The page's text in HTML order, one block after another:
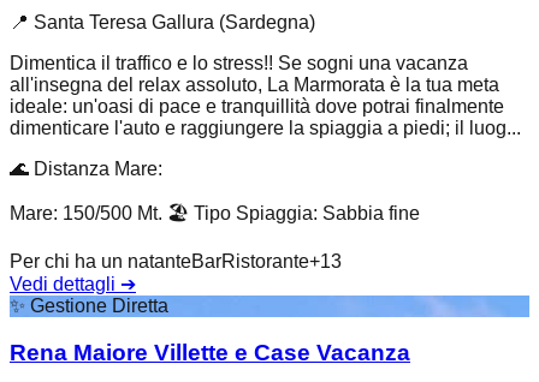
📍 Santa Teresa Gallura (Sardegna)
Dimentica il traffico e lo stress!! Se sogni una vacanza
all'insegna del relax assoluto, La Marmorata è la tua meta
ideale: un'oasi di pace e tranquillità dove potrai finalmente
dimenticare l'auto e raggiungere la spiaggia a piedi; il luog...
🌊 Distanza Mare:
Mare: 150/500 Mt. 🏖️ Tipo Spiaggia: Sabbia fine
Per chi ha un natanteBarRistorante+13
Vedi dettagli ➔
✨ Gestione Diretta
Rena Maiore Villette e Case Vacanza